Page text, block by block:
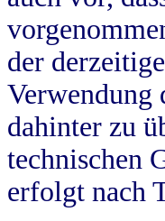
der
Verwendung
dahinter zu
technischen
erfolgt nach